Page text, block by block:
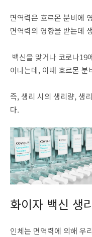
면역력은 호르몬 분비에
면역력의 영향을 받는데
백신을 맞거나 코로나19
어나는데, 이때 호르몬
즉, 생리 시의 생리량, 생
다.
화이자 백신 생
인체는 면역력에 의해 우